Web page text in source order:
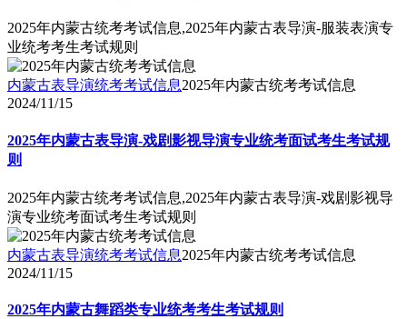
2025年内蒙古统考考试信息,2025年内蒙古表导演-服装表演专
业统考考生考试规则
内蒙古表导演统考考试信息2025年内蒙古统考考试信息
2024/11/15
2025年内蒙古表导演-戏剧影视导演专业统考面试考生考试规
则
2025年内蒙古统考考试信息,2025年内蒙古表导演-戏剧影视导
演专业统考面试考生考试规则
内蒙古表导演统考考试信息2025年内蒙古统考考试信息
2024/11/15
2025年内蒙古舞蹈类专业统考考生考试规则